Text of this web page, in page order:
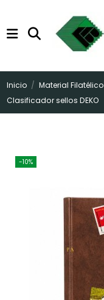
Inicio Material Filatélico
Clasificador sellos DEKO
-10%